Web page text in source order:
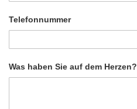
Telefonnummer
Was haben Sie auf dem Herzen?